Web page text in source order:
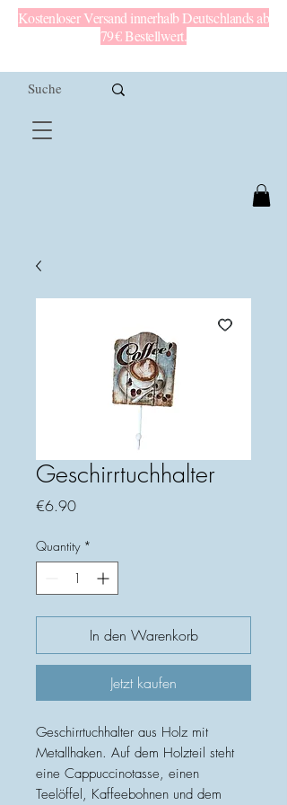
Kostenloser Versand innerhalb Deutschlands ab
79 € Bestellwert.
Geschirrtuchhalter
€6.90Price
Quantity *
In den Warenkorb
Jetzt kaufen
Geschirrtuchhalter aus Holz mit
Metallhaken. Auf dem Holzteil steht
eine Cappuccinotasse, einen
Teelöffel, Kaffeebohnen und dem